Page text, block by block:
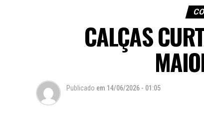
CALÇAS
Publicado em 14/06/2026 - 01:05